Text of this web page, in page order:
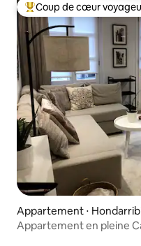
Coups de cœur
Coup de cœur
Appartement ⋅
Appartement en pleine